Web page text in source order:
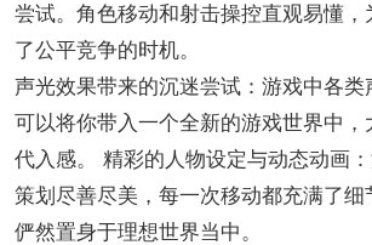
尝试。角色移动和射击操控直观易懂，
了公平竞争的时机。
声光效果带来的沉迷尝试：游戏中各类
可以将你带入一个全新的游戏世界中，
代入感。 精彩的人物设定与动态动画
策划尽善尽美，每一次移动都充满了细
俨然置身于理想世界当中。